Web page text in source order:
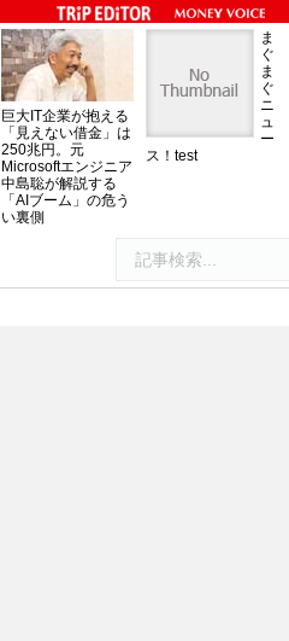
巨大IT企業が抱える
「見えない借金」は
250兆円。元
Microsoftエンジニア
中島聡が解説する
「AIブーム」の危う
い裏側
ま
ぐ
ま
ぐ
ニ
ュ
ー
ス！test